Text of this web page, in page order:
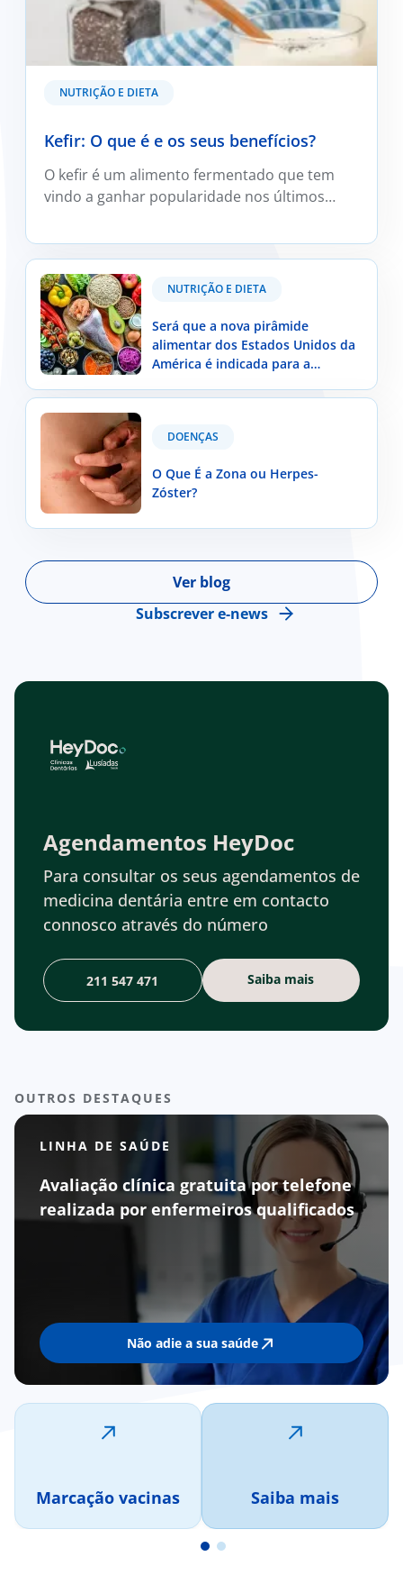
NUTRIÇÃO E DIETA
Kefir: O que é e os seus benefícios?
O kefir é um alimento fermentado que tem
vindo a ganhar popularidade nos últimos
interesse pelos alimentos que podem
contribuir para a saúde intestinal.
NUTRIÇÃO E DIETA
Será que a nova pirâmide
alimentar dos Estados Unidos da
América é indicada para a
Será que a nova pirâmide alimentar dos Estados
Unidos da América é indicada para a população
portuguesa?
DOENÇAS
O Que É a Zona ou Herpes-
Zóster?
O Que É a Zona ou Herpes-Zóster?
Subscrever e-news
Ver blog
Agendamentos HeyDoc
Para consultar os seus agendamentos de
medicina dentária entre em contacto
connosco através do número
211 547 471 Saiba mais
OUTROS DESTAQUES
LINHA DE SAÚDE
Não adie a sua saúde
Avaliação clínica gratuita por telefone
realizada por enfermeiros qualificados
Marcação vacinas Saiba mais